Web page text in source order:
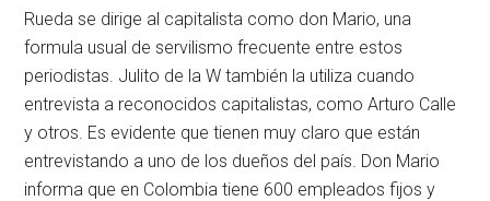
Rueda se dirige al capitalista como don Mario, una
formula usual de servilismo frecuente entre estos
periodistas. Julito de la W también la utiliza cuando
entrevista a reconocidos capitalistas, como Arturo Calle
y otros. Es evidente que tienen muy claro que están
entrevistando a uno de los dueños del país. Don Mario
informa que en Colombia tiene 600 empleados fijos y